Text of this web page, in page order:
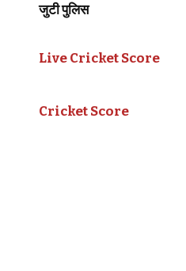
जुटी पुलिस
Live Cricket Score
Cricket Score